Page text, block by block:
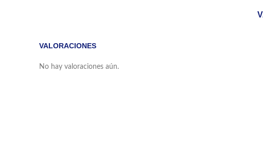
VALORACIONES
No hay valoraciones aún.